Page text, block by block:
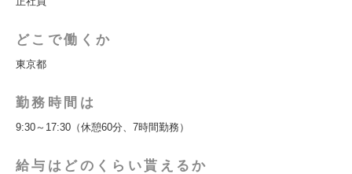
どこで働くか
東京都
勤務時間は
9:30～17:30（休憩60分、7時間勤務）
給与はどのくらい貰えるか